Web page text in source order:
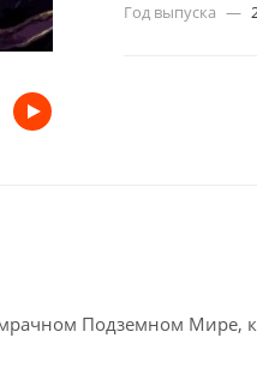
Год выпуска —
Подземном Мире,